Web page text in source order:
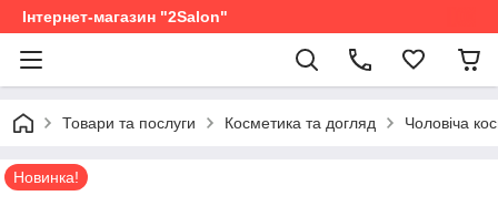
Інтернет-магазин "2Salon"
Товари та послуги Косметика та догляд Чоловіча
Новинка!